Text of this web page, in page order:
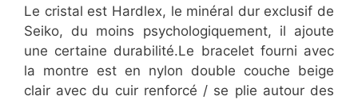
Le cristal est Hardlex, le minéral dur exclusif de
Seiko, du moins psychologiquement, il ajoute
une certaine durabilité.Le bracelet fourni avec
la montre est en nylon double couche beige
clair avec du cuir renforcé / se plie autour des